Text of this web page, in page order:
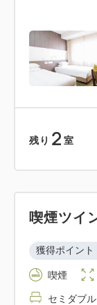
残り 2 室
喫煙ツイ
獲得ポイント
喫煙
セミダブ